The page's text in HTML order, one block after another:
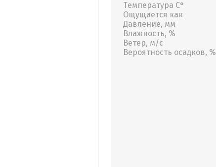
Температура С°
Ощущается как
Давление, мм
Влажность, %
Ветер, м/с
Вероятность осадков, %